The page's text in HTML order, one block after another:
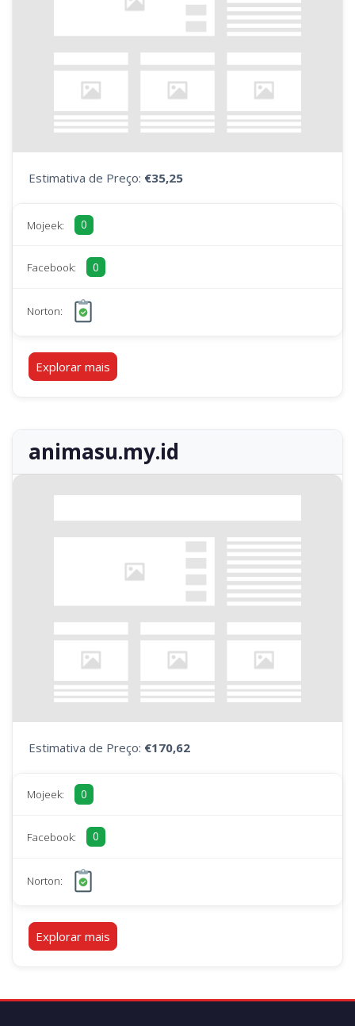
Estimativa de Preço: €35,25
Mojeek: 0
Facebook: 0
Norton:
Explorar mais
animasu.my.id
Estimativa de Preço: €170,62
Mojeek: 0
Facebook: 0
Norton:
Explorar mais